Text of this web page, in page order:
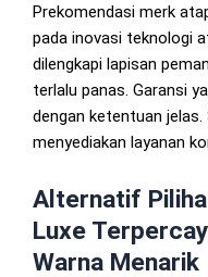
Prekomendasi merk
pada inovasi teknologi
dilengkapi lapisan
terlalu panas. Garansi
dengan ketentuan
menyediakan layanan
Alternatif
Luxe
Warna Menarik